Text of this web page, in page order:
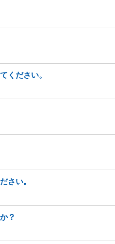
ください。
さい。
？